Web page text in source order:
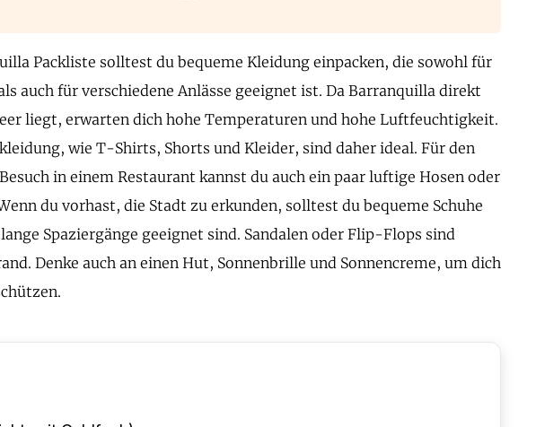
Packliste solltest du bequeme Kleidung einpacken, die sowohl für
auch für verschiedene Anlässe geeignet ist. Da Barranquilla direkt
liegt, erwarten dich hohe Temperaturen und hohe Luftfeuchtigkeit.
wie T-Shirts, Shorts und Kleider, sind daher ideal. Für den
in einem Restaurant kannst du auch ein paar luftige Hosen oder
du vorhast, die Stadt zu erkunden, solltest du bequeme Schuhe
Spaziergänge geeignet sind. Sandalen oder Flip-Flops sind
Denke auch an einen Hut, Sonnenbrille und Sonnencreme, um dich